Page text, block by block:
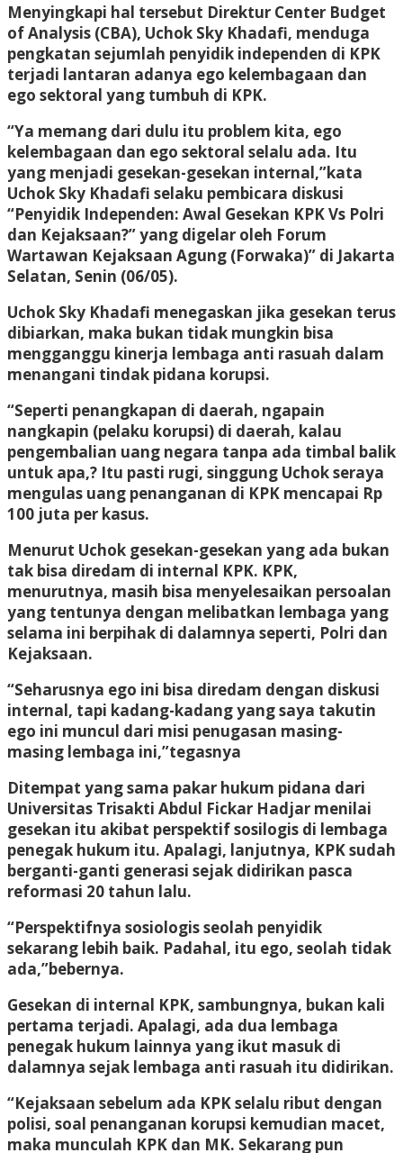
Menyingkapi hal tersebut Direktur Center Budget
of Analysis (CBA), Uchok Sky Khadafi, menduga
pengkatan sejumlah penyidik independen di KPK
terjadi lantaran adanya ego kelembagaan dan
ego sektoral yang tumbuh di KPK.
“Ya memang dari dulu itu problem kita, ego
kelembagaan dan ego sektoral selalu ada. Itu
yang menjadi gesekan-gesekan internal,”kata
Uchok Sky Khadafi selaku pembicara diskusi
“Penyidik Independen: Awal Gesekan KPK Vs Polri
dan Kejaksaan?” yang digelar oleh Forum
Wartawan Kejaksaan Agung (Forwaka)” di Jakarta
Selatan, Senin (06/05).
Uchok Sky Khadafi menegaskan jika gesekan terus
dibiarkan, maka bukan tidak mungkin bisa
mengganggu kinerja lembaga anti rasuah dalam
menangani tindak pidana korupsi.
“Seperti penangkapan di daerah, ngapain
nangkapin (pelaku korupsi) di daerah, kalau
pengembalian uang negara tanpa ada timbal balik
untuk apa,? Itu pasti rugi, singgung Uchok seraya
mengulas uang penanganan di KPK mencapai Rp
100 juta per kasus.
Menurut Uchok gesekan-gesekan yang ada bukan
tak bisa diredam di internal KPK. KPK,
menurutnya, masih bisa menyelesaikan persoalan
yang tentunya dengan melibatkan lembaga yang
selama ini berpihak di dalamnya seperti, Polri dan
Kejaksaan.
“Seharusnya ego ini bisa diredam dengan diskusi
internal, tapi kadang-kadang yang saya takutin
ego ini muncul dari misi penugasan masing-
masing lembaga ini,”tegasnya
Ditempat yang sama pakar hukum pidana dari
Universitas Trisakti Abdul Fickar Hadjar menilai
gesekan itu akibat perspektif sosilogis di lembaga
penegak hukum itu. Apalagi, lanjutnya, KPK sudah
berganti-ganti generasi sejak didirikan pasca
reformasi 20 tahun lalu.
“Perspektifnya sosiologis seolah penyidik
sekarang lebih baik. Padahal, itu ego, seolah tidak
ada,”bebernya.
Gesekan di internal KPK, sambungnya, bukan kali
pertama terjadi. Apalagi, ada dua lembaga
penegak hukum lainnya yang ikut masuk di
dalamnya sejak lembaga anti rasuah itu didirikan.
“Kejaksaan sebelum ada KPK selalu ribut dengan
polisi, soal penanganan korupsi kemudian macet,
maka munculah KPK dan MK. Sekarang pun